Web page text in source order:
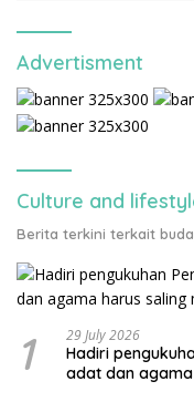
Advertisment
Culture and
Berita terkini terkait
1 29 July 2026
Hadiri
adat dan